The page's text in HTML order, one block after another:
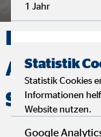
Deine
Analyse,
Service
1 Jahr
Statistik
Statistik Cookies
Informationen
Website nutzen.
Google